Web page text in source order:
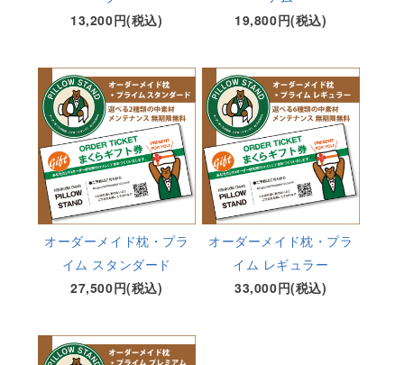
13,200円(税込)
19,800円(税込)
オーダーメイド枕・プラ
イム スタンダード
27,500円(税込)
オーダーメイド枕・プラ
イム レギュラー
33,000円(税込)